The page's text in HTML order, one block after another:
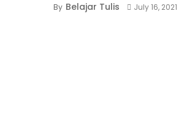
By Belajar Tulis July 16, 2021